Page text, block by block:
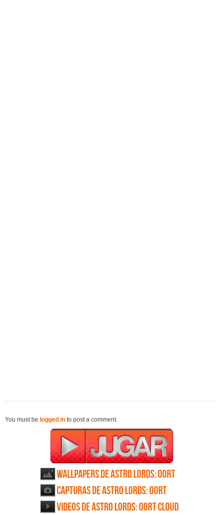
You must be logged in to post a comment.
Wallpapers de Astro Lords: Oort
Cloud
Capturas de Astro Lords: Oort
Cloud
Videos de Astro Lords: Oort Cloud